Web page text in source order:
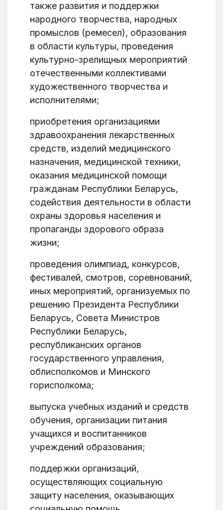
также развития и поддержки
народного творчества, народных
промыслов (ремесел), образования
в области культуры, проведения
культурно-зрелищных мероприятий
отечественными коллективами
художественного творчества и
исполнителями;
приобретения организациями
здравоохранения лекарственных
средств, изделий медицинского
назначения, медицинской техники,
оказания медицинской помощи
гражданам Республики Беларусь,
содействия деятельности в области
охраны здоровья населения и
пропаганды здорового образа
жизни;
проведения олимпиад, конкурсов,
фестивалей, смотров, соревнований,
иных мероприятий, организуемых по
решению Президента Республики
Беларусь, Совета Министров
Республики Беларусь,
республиканских органов
государственного управления,
облисполкомов и Минского
горисполкома;
выпуска учебных изданий и средств
обучения, организации питания
учащихся и воспитанников
учреждений образования;
поддержки организаций,
осуществляющих социальную
защиту населения, оказывающих